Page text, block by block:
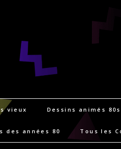
vieux Dessins animés 80s
des années 80 Tous les